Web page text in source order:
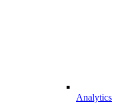
Analytics